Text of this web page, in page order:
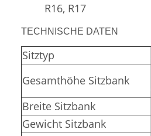
R16, R17
TECHNISCHE DATEN
Sitztyp
Gesamthöhe Sitzbank
Breite Sitzbank
Gewicht Sitzbank